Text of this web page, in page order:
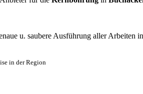
u. saubere Ausführung aller Arbeiten
in der Region